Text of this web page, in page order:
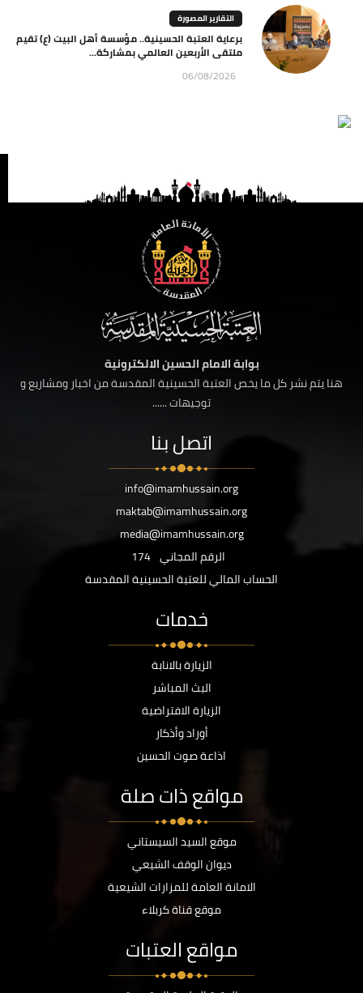
التقارير المصورة
برعاية العتبة الحسينية.. مؤسسة أهل البيت (ع) تقيم
ملتقى الأربعين العالمي بمشاركة...
06/08/2026
بوابة الامام الحسين الالكترونية
هنا يتم نشر كل ما يخص العتبة الحسينية المقدسة من اخبار ومشاريع و
توجيهات ......
اتصل بنا
info@imamhussain.org
maktab@imamhussain.org
media@imamhussain.org
الرقم المجاني 174
الحساب المالي للعتبة الحسينية المقدسة
خدمات
الزيارة بالانابة
البث المباشر
الزيارة الافتراضية
أوراد وأذكار
اذاعة صوت الحسين
مواقع ذات صلة
موقع السيد السيستاني
ديوان الوقف الشيعي
الامانة العامة للمزارات الشيعية
موقع قناة كربلاء
مواقع العتبات